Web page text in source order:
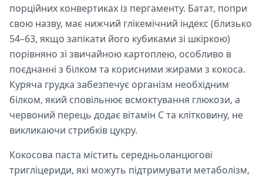
порційних конвертиках із пергаменту. Батат, попри
свою назву, має нижчий глікемічний індекс (близько
54–63, якщо запікати його кубиками зі шкіркою)
порівняно зі звичайною картоплею, особливо в
поєднанні з білком та корисними жирами з кокоса.
Куряча грудка забезпечує організм необхідним
білком, який сповільнює всмоктування глюкози, а
червоний перець додає вітамін С та клітковину, не
викликаючи стрибків цукру.
Кокосова паста містить середньоланцюгові
тригліцериди, які можуть підтримувати метаболізм,